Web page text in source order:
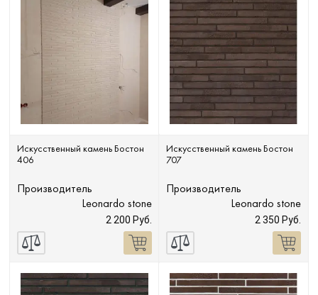
Искусственный камень Бостон
406
Производитель
Leonardo stone
2 200 Руб.
Искусственный камень Бостон
707
Производитель
Leonardo stone
2 350 Руб.